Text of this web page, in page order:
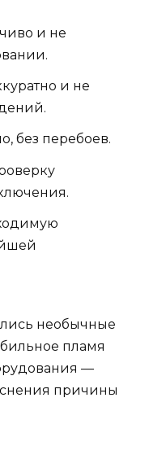
и не
и не
без перебоев.
необычные
пламя
—
причины